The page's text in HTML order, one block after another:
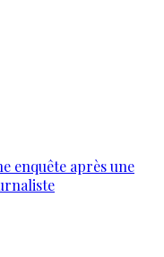
enquête après une